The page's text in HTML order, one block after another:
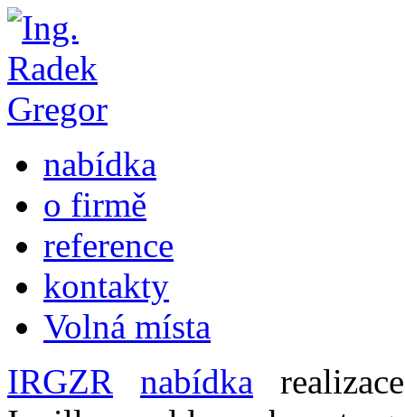
nabídka
o firmě
reference
kontakty
Volná místa
IRGZR
nabídka